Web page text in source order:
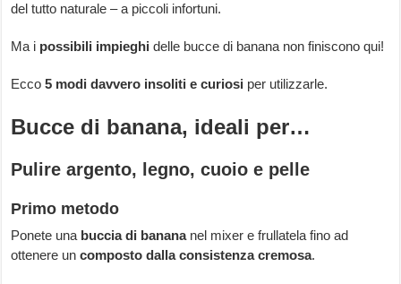
del tutto naturale – a piccoli infortuni.
Ma i possibili impieghi delle bucce di banana non finiscono qui!
Ecco5 modi davvero insoliti e curiosi per utilizzarle.
Bucce di banana, ideali per…
Pulire argento, legno, cuoio e pelle
Primo metodo
Ponete una buccia di banananel mixer e frullatela fino ad
ottenere uncomposto dalla consistenza cremosa.